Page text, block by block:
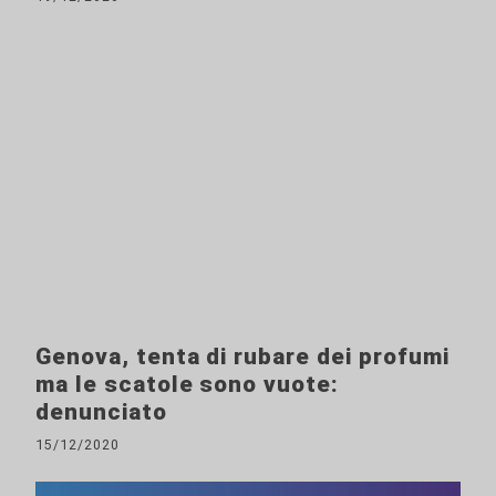
Genova, tenta di rubare dei profumi
ma le scatole sono vuote:
denunciato
15/12/2020